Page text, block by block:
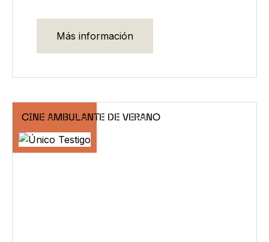
Más información
CINE AMBULANTE DE VERANO